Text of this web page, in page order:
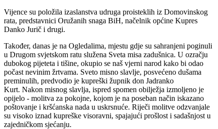
Vijence su položila izaslanstva udruga proisteklih iz Domovinskog
rata, predstavnici Oružanih snaga BiH, načelnik općine Kupres
Danko Jurič i drugi.
Također, danas je na Ogledalima, mjestu gdje su sahranjeni poginuli
u Drugom svjetskom ratu služena Sveta misa zadušnica. U ozračju
dubokog pijeteta i tišine, okupio se naš vjerni narod kako bi odao
počast nevinim žrtvama. Sveto misno slavlje, posvećeno dušama
preminulih, predvodio je kupreški župnik don Jadranko
Kurt. Nakon misnog slavlja, ispred spomen obilježja izmoljeno je
opijelo - molitva za pokojne, kojom je na poseban način iskazano
poštovanje i kršćanska nada u uskrsnuće. Riječi molitve odzvanjale
su visoko iznad kupreške visoravni, spajajući prošlost i sadašnjost u
zajedničkom sjećanju.